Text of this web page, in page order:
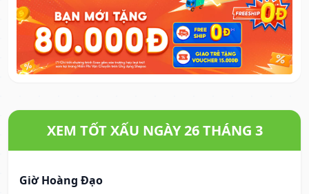
XEM TỐT XẤU NGÀY 26 THÁNG 3
Giờ Hoàng Đạo